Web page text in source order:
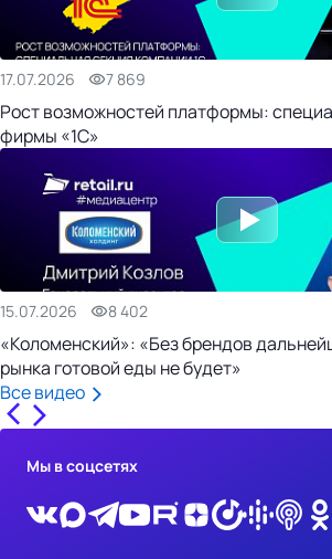
17.07.2026 7 869
Рост возможностей платформы:
фирмы «1С»
15.07.2026 8 402
«Коломенский»: «Без брендов
рынка готовой еды не будет»
Все видео
Мы в соцсетях